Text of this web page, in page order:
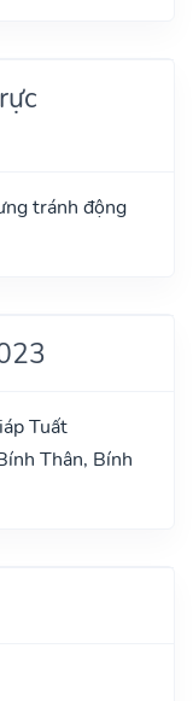
tránh động
Tuất
Thân, Bính